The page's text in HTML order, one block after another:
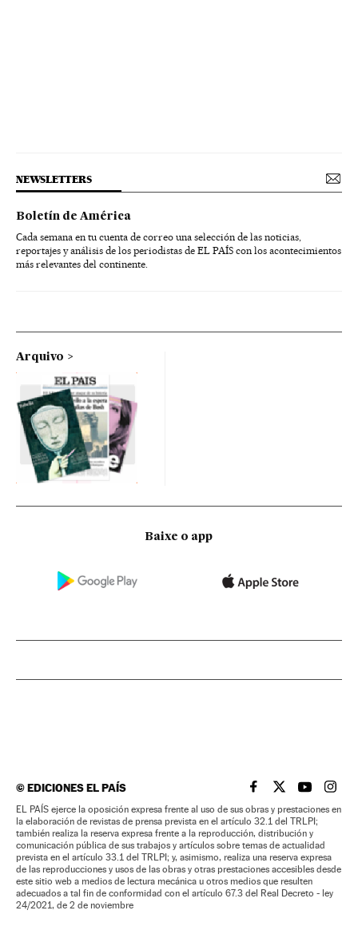
NEWSLETTERS
Boletín de América
Cada semana en tu cuenta de correo una selección de las noticias,
reportajes y análisis de los periodistas de EL PAÍS con los acontecimientos
más relevantes del continente.
Arquivo
Baixe o app
©EDICIONES EL PAÍS EL PAÍS BRASIL EN
EL PAÍSEL PAÍS
EL
EL PAÍS ejerce la oposición expresa frente al uso de sus obras y prestaciones en
la elaboración de revistas de prensa prevista en el artículo 32.1 del TRLPI;
también realiza la reserva expresa frente a la reproducción, distribución y
comunicación pública de sus trabajos y artículos sobre temas de actualidad
prevista en el artículo 33.1 del TRLPI; y, asimismo, realiza una reserva expresa
de las reproducciones y usos de las obras y otras prestaciones accesibles desde
este sitio web a medios de lectura mecánica u otros medios que resulten
adecuados a tal fin de conformidad con el artículo 67.3 del Real Decreto - ley
24/2021, de 2 de noviembre